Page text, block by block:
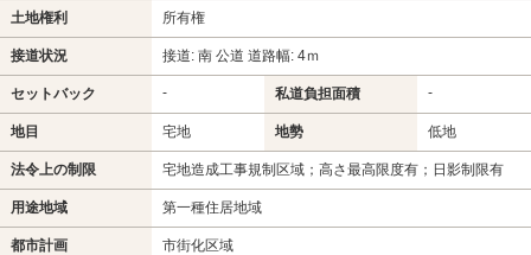
土地権利 所有権
接道状況 接道: 南 公道 道路幅: 4ｍ
セットバック - 私道負担面積 -
地目 宅地 地勢 低地
法令上の制限 宅地造成工事規制区域；高さ最高限度有；日影制限有
用途地域 第一種住居地域
都市計画 市街化区域